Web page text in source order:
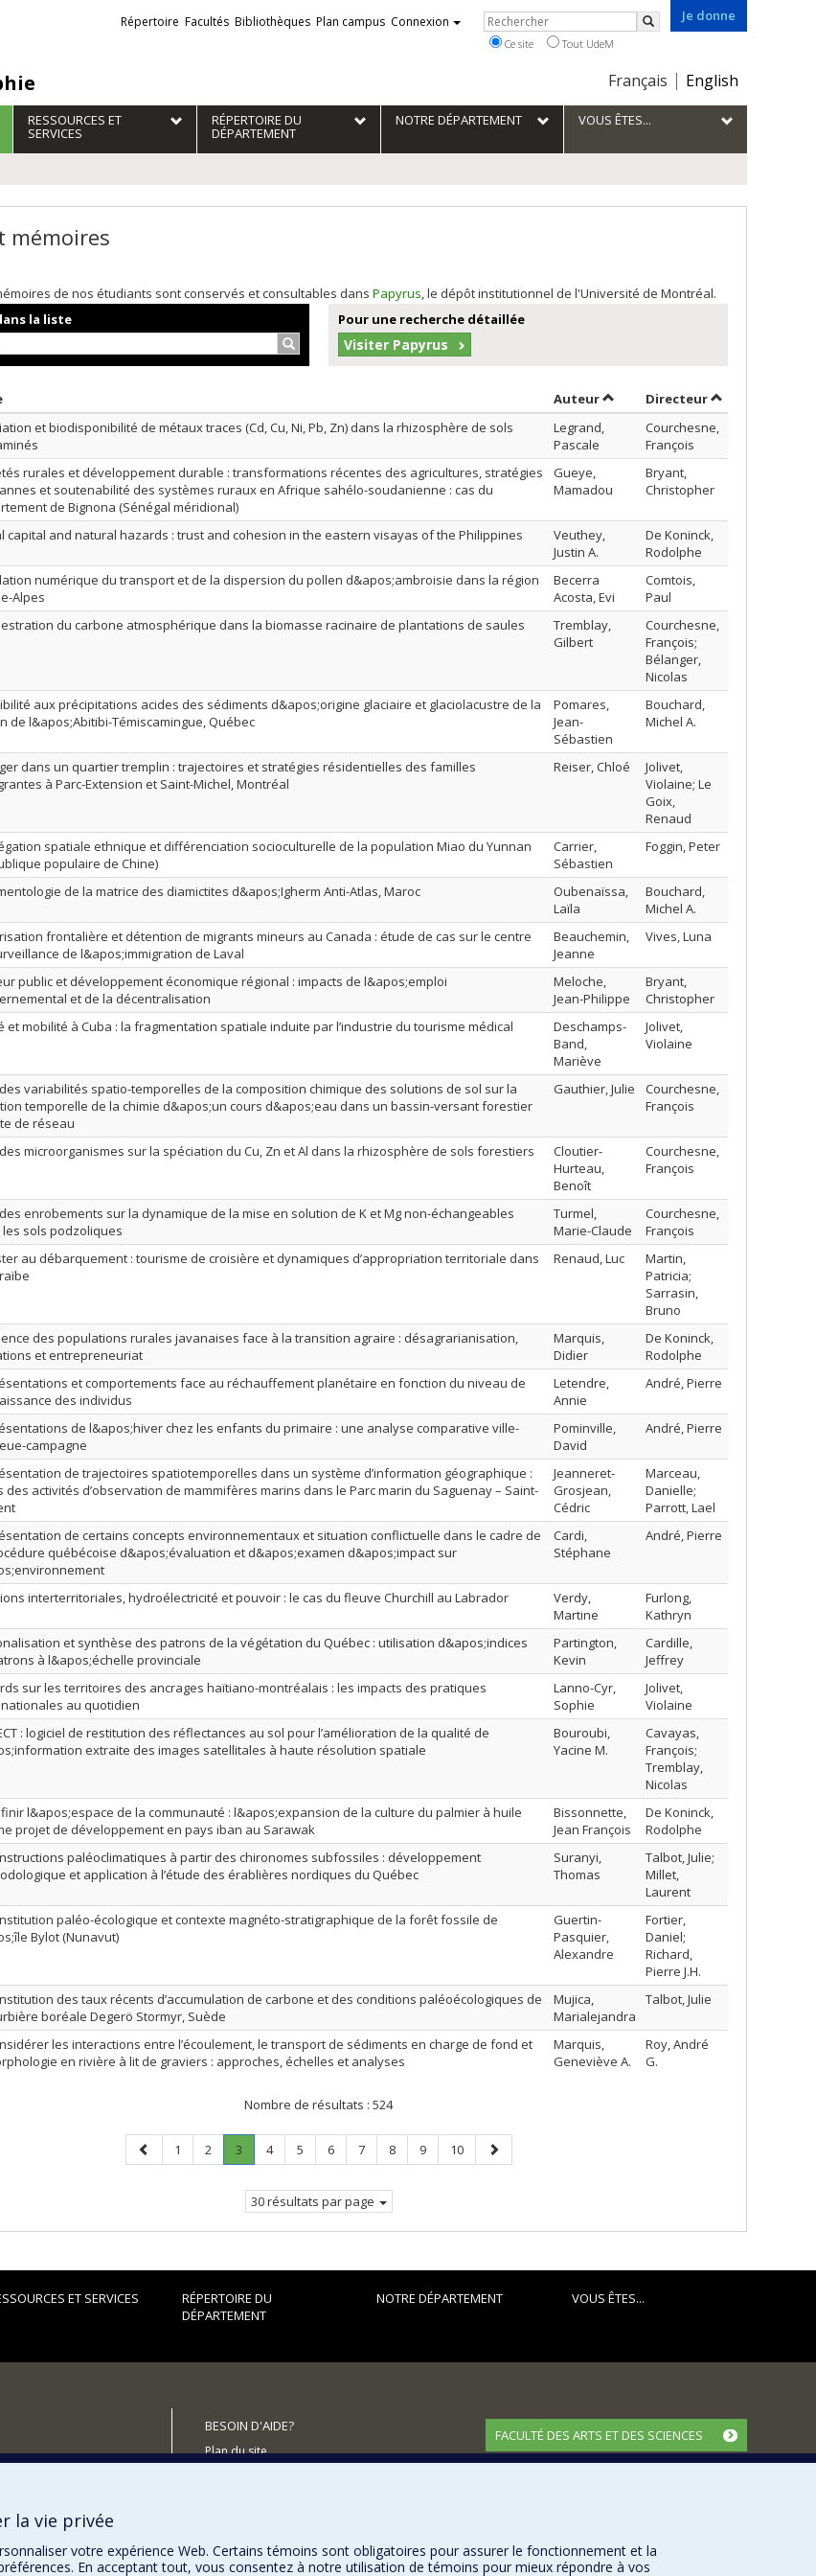
Je donne
Choix
la
langue
Français English
Liens
externes
Répertoire Facultés Bibliothèques Plan campus Connexion Rechercher
Rechercher
Ce site Tout UdeM
RESSOURCES ET
SERVICES
RÉPERTOIRE DU
DÉPARTEMENT
NOTRE DÉPARTEMENT VOUS ÊTES...
mémoires
de nos étudiants sont conservés et consultables dans Papyrus, le dépôt institutionnel de l'Université de Montréal.
la liste
Rechercher…
Pour une recherche détaillée
Visiter Papyrus
date en ordre décroissant AuteurTrier par auteur en ordre
Directeurpar
et biodisponibilité de métaux traces (Cd, Cu, Ni, Pb, Zn) dans la rhizosphère de sols
Legrand,
Pascale
Courchesne,
François
rurales et développement durable : transformations récentes des agricultures, stratégies
et soutenabilité des systèmes ruraux en Afrique sahélo-soudanienne : cas du
de Bignona (Sénégal méridional)
Gueye,
Mamadou
Bryant,
Christopher
capital and natural hazards : trust and cohesion in the eastern visayas of the Philippines
Veuthey,
Justin A.
De Koninck,
Rodolphe
numérique du transport et de la dispersion du pollen d&apos;ambroisie dans la région
Alpes
Becerra
Acosta, Evi
Comtois,
Paul
du carbone atmosphérique dans la biomasse racinaire de plantations de saules
Tremblay,
Gilbert
Courchesne,
François;
Bélanger,
Nicolas
aux précipitations acides des sédiments d&apos;origine glaciaire et glaciolacustre de la
de l&apos;Abitibi-Témiscamingue, Québec
Pomares,
Jean-
Sébastien
Bouchard,
Michel A.
dans un quartier tremplin : trajectoires et stratégies résidentielles des familles
à Parc-Extension et Saint-Michel, Montréal
Reiser, Chloé
Jolivet,
Violaine; Le
Goix,
Renaud
spatiale ethnique et différenciation socioculturelle de la population Miao du Yunnan
populaire de Chine)
Carrier,
Sébastien
Foggin, Peter
de la matrice des diamictites d&apos;Igherm Anti-Atlas, Maroc
Oubenaïssa,
Laïla
Bouchard,
Michel A.
frontalière et détention de migrants mineurs au Canada : étude de cas sur le centre
de l&apos;immigration de Laval
Beauchemin,
Jeanne
Vives, Luna
public et développement économique régional : impacts de l&apos;emploi
et de la décentralisation
Meloche,
Jean-Philippe
Bryant,
Christopher
et mobilité à Cuba : la fragmentation spatiale induite par l’industrie du tourisme médical
Deschamps-
Band,
Mariève
Jolivet,
Violaine
variabilités spatio-temporelles de la composition chimique des solutions de sol sur la
temporelle de la chimie d&apos;un cours d&apos;eau dans un bassin-versant forestier
de réseau
Gauthier, Julie
Courchesne,
François
microorganismes sur la spéciation du Cu, Zn et Al dans la rhizosphère de sols forestiers
Cloutier-
Hurteau,
Benoît
Courchesne,
François
enrobements sur la dynamique de la mise en solution de K et Mg non-échangeables
les sols podzoliques
Turmel,
Marie-Claude
Courchesne,
François
au débarquement : tourisme de croisière et dynamiques d’appropriation territoriale dans
Renaud, Luc
Martin,
Patricia;
Sarrasin,
Bruno
des populations rurales javanaises face à la transition agraire : désagrarianisation,
et entrepreneuriat
Marquis,
Didier
De Koninck,
Rodolphe
et comportements face au réchauffement planétaire en fonction du niveau de
des individus
Letendre,
Annie
André, Pierre
de l&apos;hiver chez les enfants du primaire : une analyse comparative ville-
campagne
Pominville,
David
André, Pierre
de trajectoires spatiotemporelles dans un système d’information géographique :
des activités d’observation de mammifères marins dans le Parc marin du Saguenay – Saint-
Jeanneret-
Grosjean,
Cédric
Marceau,
Danielle;
Parrott, Lael
de certains concepts environnementaux et situation conflictuelle dans le cadre de
québécoise d&apos;évaluation et d&apos;examen d&apos;impact sur
Cardi,
Stéphane
André, Pierre
interterritoriales, hydroélectricité et pouvoir : le cas du fleuve Churchill au Labrador
Verdy,
Martine
Furlong,
Kathryn
et synthèse des patrons de la végétation du Québec : utilisation d&apos;indices
à l&apos;échelle provinciale
Partington,
Kevin
Cardille,
Jeffrey
sur les territoires des ancrages haïtiano-montréalais : les impacts des pratiques
au quotidien
Lanno-Cyr,
Sophie
Jolivet,
Violaine
: logiciel de restitution des réflectances au sol pour l’amélioration de la qualité de
extraite des images satellitales à haute résolution spatiale
Bouroubi,
Yacine M.
Cavayas,
François;
Tremblay,
Nicolas
l&apos;espace de la communauté : l&apos;expansion de la culture du palmier à huile
projet de développement en pays iban au Sarawak
Bissonnette,
Jean François
De Koninck,
Rodolphe
paléoclimatiques à partir des chironomes subfossiles : développement
et application à l’étude des érablières nordiques du Québec
Suranyi,
Thomas
Talbot, Julie;
Millet,
Laurent
paléo-écologique et contexte magnéto-stratigraphique de la forêt fossile de
Bylot (Nunavut)
Guertin-
Pasquier,
Alexandre
Fortier,
Daniel;
Richard,
Pierre J.H.
des taux récents d’accumulation de carbone et des conditions paléoécologiques de
boréale Degerö Stormyr, Suède
Mujica,
Marialejandra
Talbot, Julie
les interactions entre l’écoulement, le transport de sédiments en charge de fond et
en rivière à lit de graviers : approches, échelles et analyses
Marquis,
Geneviève A.
Roy, André
G.
Nombre de résultats : 524
Page
précédente
Page
1 Page
2 Page
3.
Page
Page
4 Page
5 Page
6 Page
7 Page
8 Page
9 Page
10
Page
suivante
30 résultats par page
ET SERVICES
RÉPERTOIRE DU
DÉPARTEMENT
NOTRE DÉPARTEMENT VOUS ÊTES...
BESOIN D'AIDE?
Plan du site
FACULTÉ DES ARTS ET DES SCIENCES
la vie privée
votre expérience Web. Certains témoins sont obligatoires pour assurer le fonctionnement et la
En acceptant tout, vous consentez à notre utilisation de témoins pour mieux répondre à vos